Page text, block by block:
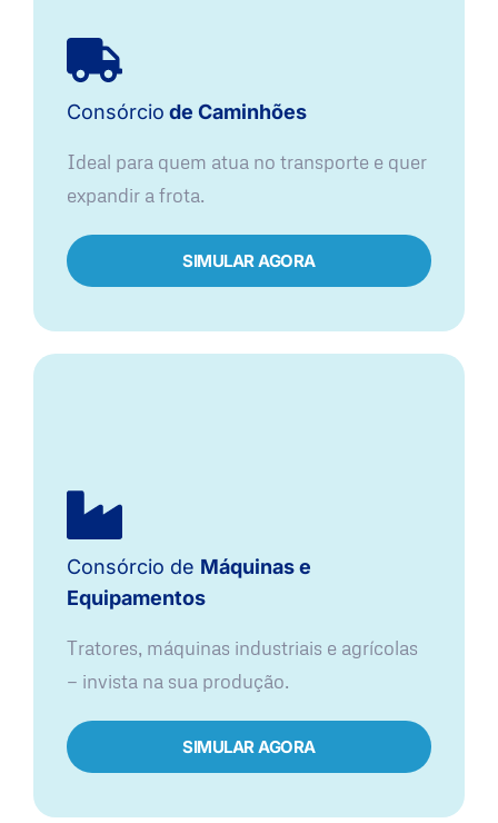
Consórcio de Caminhões
Ideal para quem atua no transporte e quer
expandir a frota.
SIMULAR AGORA
Consórcio de Máquinas e
Equipamentos
Tratores, máquinas industriais e agrícolas
— invista na sua produção.
SIMULAR AGORA